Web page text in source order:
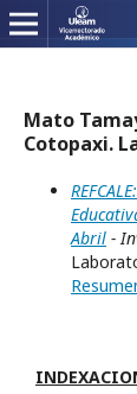
Mato
Cotopaxi.
Abril -